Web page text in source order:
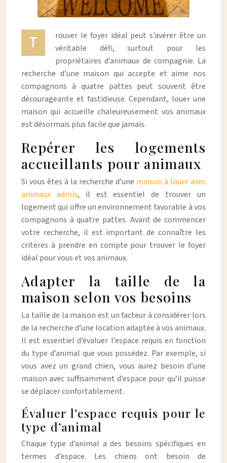
T
rouver le foyer idéal peut s’avérer être un
véritable défi, surtout pour les
propriétaires d’animaux de compagnie. La
recherche d’une maison qui accepte et aime nos
compagnons à quatre pattes peut souvent être
décourageante et fastidieuse. Cependant, louer une
maison qui accueille chaleureusement vos animaux
est désormais plus facile que jamais.
Repérer les logements
accueillants pour animaux
Si vous êtes à la recherche d’une maison à louer avec
animaux admis, il est essentiel de trouver un
logement qui offre un environnement favorable à vos
compagnons à quatre pattes. Avant de commencer
votre recherche, il est important de connaître les
critères à prendre en compte pour trouver le foyer
idéal pour vous et vos animaux.
Adapter la taille de la
maison selon vos besoins
La taille de la maison est un facteur à considérer lors
de la recherche d’une location adaptée à vos animaux.
Il est essentiel d’évaluer l’espace requis en fonction
du type d’animal que vous possédez. Par exemple, si
vous avez un grand chien, vous aurez besoin d’une
maison avec suffisamment d’espace pour qu’il puisse
se déplacer confortablement.
Évaluer l’espace requis pour le
type d’animal
Chaque type d’animal a des besoins spécifiques en
termes d’espace. Les chiens ont besoin de